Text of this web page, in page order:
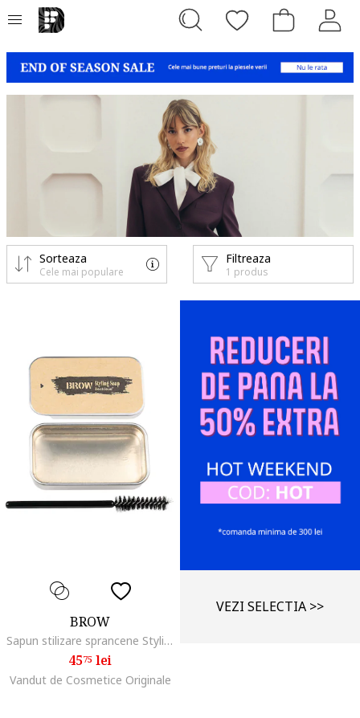
Filtreaza
1 produs
Sorteaza
Cele mai populare
BROW
Sapun stilizare sprancene Styling Soap
4575 lei
Vandut de Cosmetice Originale
VEZI SELECTIA >>